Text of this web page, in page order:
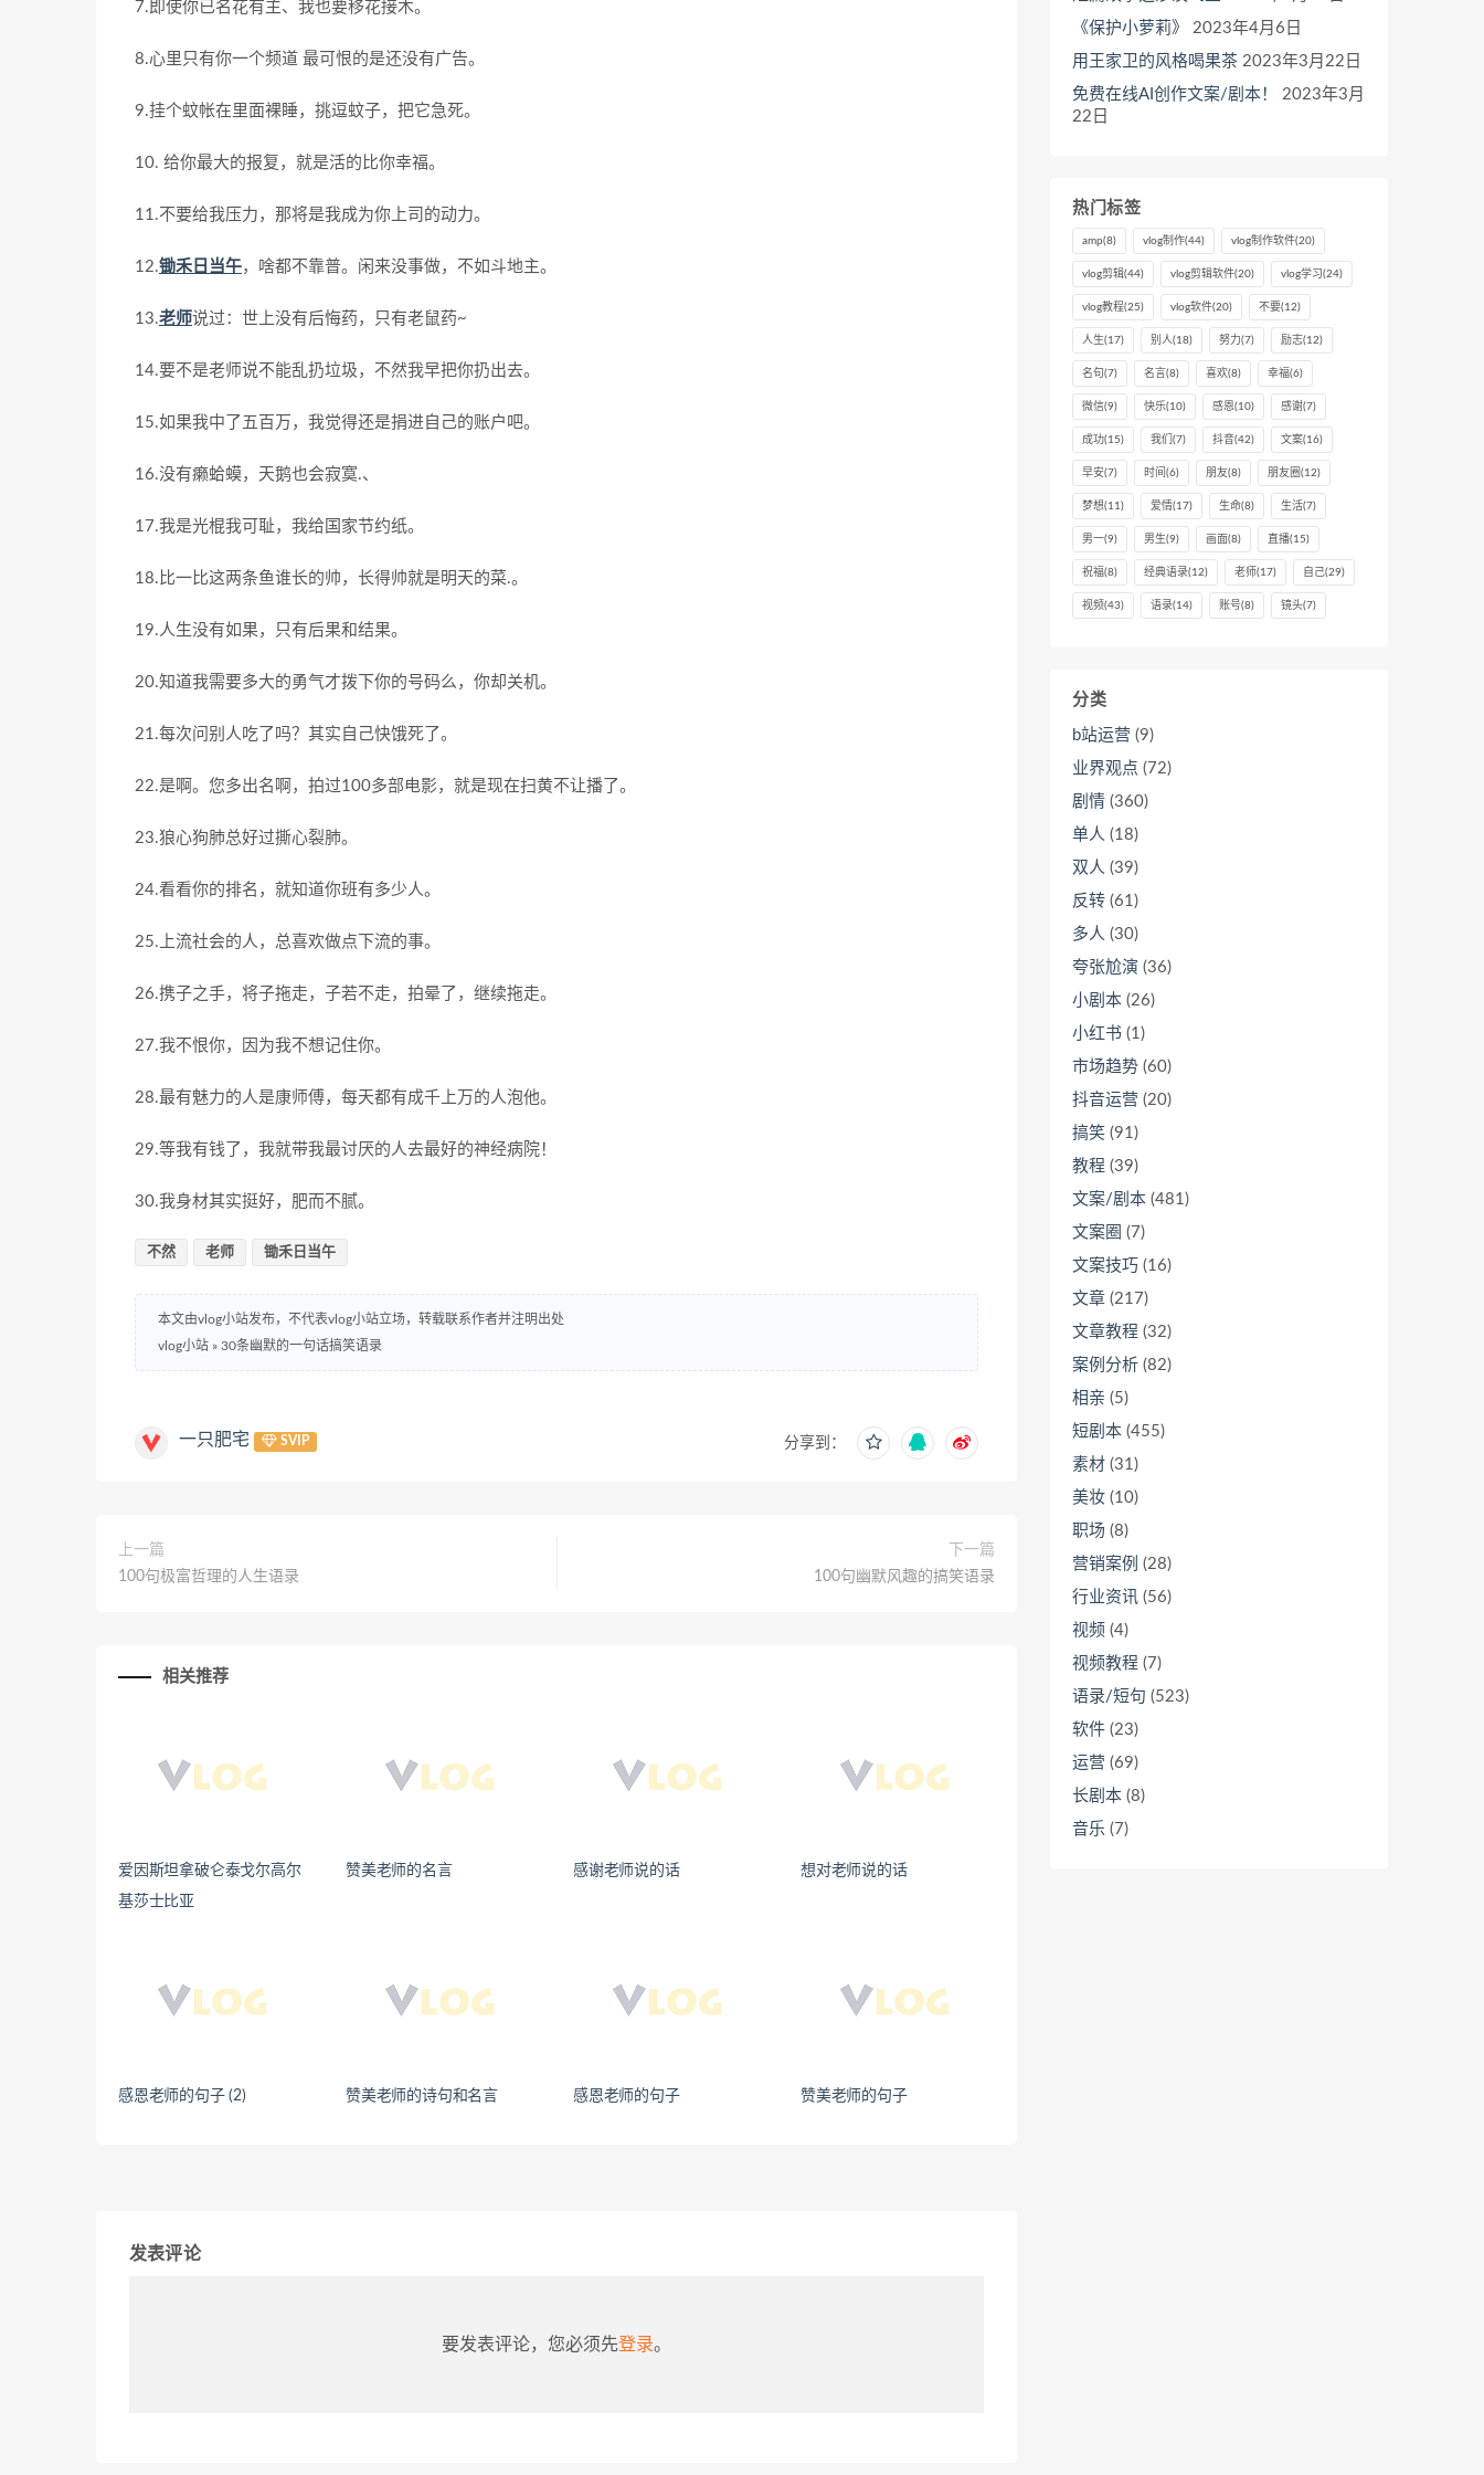
7.即使你已名花有主、我也要移花接木。
8.心里只有你一个频道 最可恨的是还没有广告。
9.挂个蚊帐在里面裸睡，挑逗蚊子，把它急死。
10. 给你最大的报复，就是活的比你幸福。
11.不要给我压力，那将是我成为你上司的动力。
12.锄禾日当午，啥都不靠普。闲来没事做，不如斗地主。
13.老师说过：世上没有后悔药，只有老鼠药~
14.要不是老师说不能乱扔垃圾，不然我早把你扔出去。
15.如果我中了五百万，我觉得还是捐进自己的账户吧。
16.没有癞蛤蟆，天鹅也会寂寞.、
17.我是光棍我可耻，我给国家节约纸。
18.比一比这两条鱼谁长的帅，长得帅就是明天的菜.。
19.人生没有如果，只有后果和结果。
20.知道我需要多大的勇气才拨下你的号码么，你却关机。
21.每次问别人吃了吗？其实自己快饿死了。
22.是啊。您多出名啊，拍过100多部电影，就是现在扫黄不让播了。
23.狼心狗肺总好过撕心裂肺。
24.看看你的排名，就知道你班有多少人。
25.上流社会的人，总喜欢做点下流的事。
26.携子之手，将子拖走，子若不走，拍晕了，继续拖走。
27.我不恨你，因为我不想记住你。
28.最有魅力的人是康师傅，每天都有成千上万的人泡他。
29.等我有钱了，我就带我最讨厌的人去最好的神经病院！
30.我身材其实挺好，肥而不腻。
不然 老师 锄禾日当午
本文由vlog小站发布，不代表vlog小站立场，转载联系作者并注明出处
vlog小站 » 30条幽默的一句话搞笑语录
一只肥宅 SVIP 分享到：
上一篇
100句极富哲理的人生语录
下一篇
100句幽默风趣的搞笑语录
相关推荐
爱因斯坦拿破仑泰戈尔高尔
基莎士比亚
赞美老师的名言 感谢老师说的话 想对老师说的话
感恩老师的句子 (2) 赞美老师的诗句和名言 感恩老师的句子 赞美老师的句子
发表评论
要发表评论，您必须先登录。
《保护小萝莉》
2023年4月6日
用王家卫的风格喝果茶 2023年3月22日
免费在线AI创作文案/剧本！
2023年3月
22日
热门标签
amp(8) vlog制作(44) vlog制作软件(20)
vlog剪辑(44) vlog剪辑软件(20) vlog学习(24)
vlog教程(25) vlog软件(20) 不要(12)
人生(17) 别人(18) 努力(7) 励志(12)
名句(7) 名言 (8) 喜欢(8) 幸福(6)
微信(9) 快乐(10) 感恩(10) 感谢(7)
成功(15) 我们 (7) 抖音(42) 文案(16)
早安(7) 时间 (6) 朋友(8) 朋友圈 (12)
梦想(11) 爱情(17) 生命(8) 生活(7)
男一(9) 男生(9) 画面(8) 直播(15)
祝福(8) 经典语录(12) 老师(17) 自己(29)
视频(43) 语录(14) 账号(8) 镜头(7)
分类
b站运营 (9)
业界观点 (72)
剧情 (360)
单人 (18)
双人 (39)
反转 (61)
多人 (30)
夸张尬演 (36)
小剧本 (26)
小红书 (1)
市场趋势 (60)
抖音运营 (20)
搞笑 (91)
教程 (39)
文案/剧本 (481)
文案圈 (7)
文案技巧 (16)
文章 (217)
文章教程 (32)
案例分析 (82)
相亲 (5)
短剧本 (455)
素材 (31)
美妆 (10)
职场 (8)
营销案例 (28)
行业资讯 (56)
视频 (4)
视频教程 (7)
语录/短句 (523)
软件 (23)
运营 (69)
长剧本 (8)
音乐 (7)